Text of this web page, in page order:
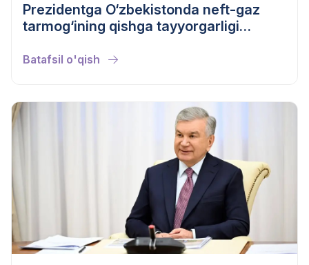
Prezidentga O‘zbekistonda neft-gaz
tarmog‘ining qishga tayyorgarligi
Batafsil o'qish